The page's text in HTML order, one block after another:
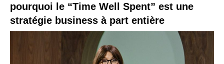
pourquoi le “Time Well Spent” est une
stratégie business à part entière